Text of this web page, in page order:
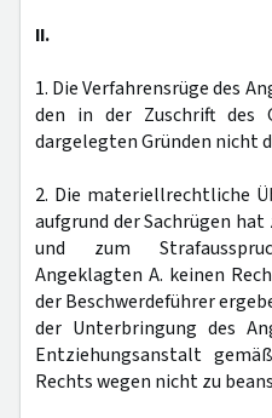
II.
1. Die Verfahrensrüge des
den in der Zuschrift des
dargelegten Gründen nicht
2. Die materiellrechtliche
aufgrund der Sachrügen hat
und zum
Angeklagten A. keinen
der Beschwerdeführer
der Unterbringung des
Entziehungsanstalt
Rechts wegen nicht zu